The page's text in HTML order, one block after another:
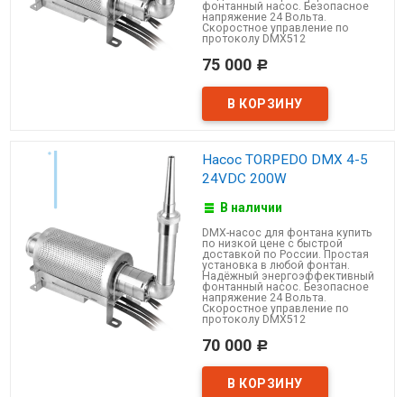
фонтанный насос. Безопасное
напряжение 24 Вольта.
Скоростное управление по
протоколу DMX512
75 000 Р
Насос TORPEDO DMX 4-5
24VDC 200W
В наличии
DMX-насос для фонтана купить
по низкой цене с быстрой
доставкой по России. Простая
установка в любой фонтан.
Надёжный энергоэффективный
фонтанный насос. Безопасное
напряжение 24 Вольта.
Скоростное управление по
протоколу DMX512
70 000 Р